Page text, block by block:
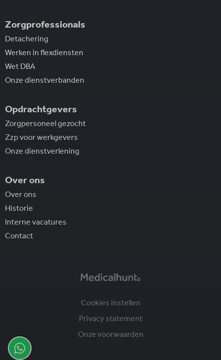
Zorgprofessionals
Detachering
Werken in flexdiensten
Wet DBA
Onze dienstverbanden
Opdrachtgevers
Zorgpersoneel gezocht
Zzp voor werkgevers
Onze dienstverlening
Over ons
Over ons
Historie
Interne vacatures
Contact
Cookies instellen
Privacy statement
Onze voorwaarden